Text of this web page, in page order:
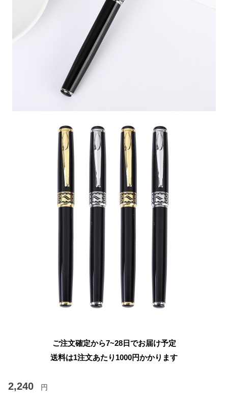
ご注文確定から7~28日でお届け予定
送料は1注文あたり 1000円かかります
2,240 円